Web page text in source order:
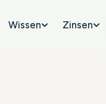
Wissen Zinsen